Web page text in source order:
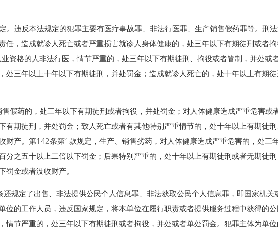
。违反本法规定的犯罪主要有医疗事故罪、非法行医罪、生产销售假药罪等。刑
任，造成就诊人死亡或者严重损害就诊人身体健康的，处三年以下有期徒刑或者
资格的人非法行医，情节严重的，处三年以下有期徒刑、拘役或者管制，并处或
处三年以上十年以下有期徒刑，并处罚金；造成就诊人死亡的，处十年以上有期
假药的，处三年以下有期徒刑或者拘役，并处罚金；对人体健康造成严重危害或
有期徒刑，并处罚金；致人死亡或者有其他特别严重情节的，处十年以上有期徒
财产。第142条第1款规定，生产、销售劣药，对人体健康造成严重危害的，处三
分之五十以上二倍以下罚金；后果特别严重的，处十年以上有期徒刑或者无期徒
金或者没收财产。
规定了出售、非法提供公民个人信息罪、非法获取公民个人信息罪，即国家机关
位的工作人员，违反国家规定，将本单位在履行职责或者提供服务过程中获得的
情节严重的，处三年以下有期徒刑或者拘役，并处或者单处罚金。犯罪主体为单